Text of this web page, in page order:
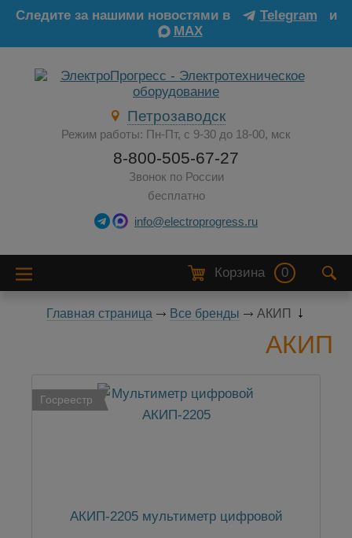
Следите за нашими новостями в Telegram
и
MAX
Петрозаводск
Режим работы: Пн-Пт, с 9-30 до 18-00, мск
8-800-505-67-27
Звонок по России
бесплатно
info@electroprogress.ru
Корзина 0
Главная страница Все бренды АКИП
АКИП
Госреестр
АКИП-2205 мультиметр цифровой